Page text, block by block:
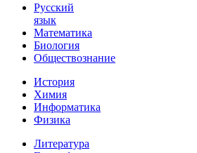
Русский
язык
Математика
Биология
Обществознание
История
Химия
Информатика
Физика
Литература